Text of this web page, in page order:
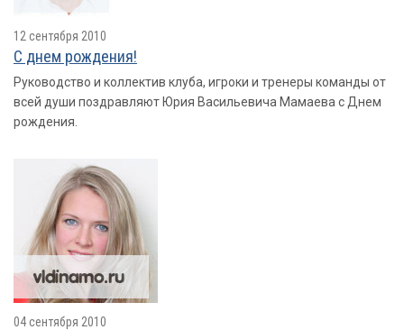
12 сентября 2010
С днем рождения!
Руководство и коллектив клуба, игроки и тренеры команды от
всей души поздравляют Юрия Васильевича Мамаева с Днем
рождения.
04 сентября 2010